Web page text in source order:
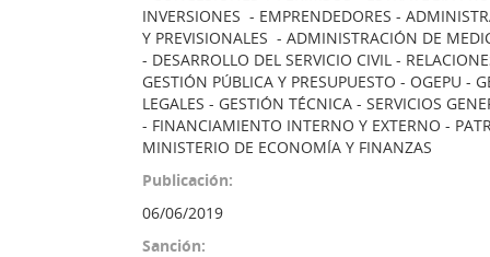
INVERSIONES - EMPRENDEDORES -
Y PREVISIONALES - ADMINISTRACIÓN DE
- DESARROLLO DEL SERVICIO CIVIL -
GESTIÓN PÚBLICA Y PRESUPUESTO - OGEPU -
LEGALES - GESTIÓN TÉCNICA - SERVICIOS
- FINANCIAMIENTO INTERNO Y EXTERNO -
MINISTERIO DE ECONOMÍA Y FINANZAS
Publicación:
06/06/2019
Sanción: